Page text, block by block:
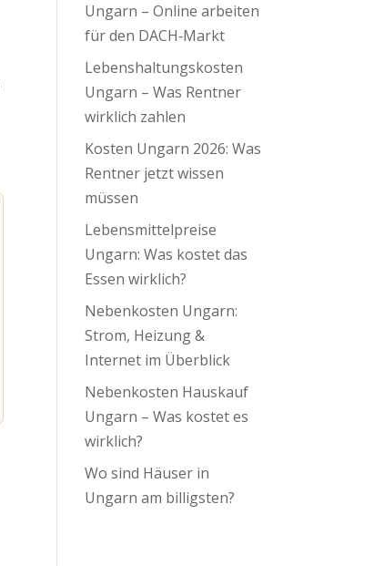
Ungarn – Online arbeiten
für den DACH‑Markt
Lebenshaltungskosten
Ungarn – Was Rentner
wirklich zahlen
Kosten Ungarn 2026: Was
Rentner jetzt wissen
müssen
Lebensmittelpreise
Ungarn: Was kostet das
Essen wirklich?
Nebenkosten Ungarn:
Strom, Heizung &
Internet im Überblick
Nebenkosten Hauskauf
Ungarn – Was kostet es
wirklich?
Wo sind Häuser in
Ungarn am billigsten?